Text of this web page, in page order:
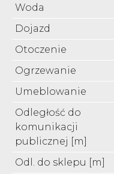
Woda
Dojazd
Otoczenie
Ogrzewanie
Umeblowanie
Odległość do
komunikacji
publicznej [m]
Odl. do sklepu [m]